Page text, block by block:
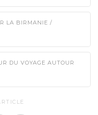
LA BIRMANIE /
DU VOYAGE AUTOUR